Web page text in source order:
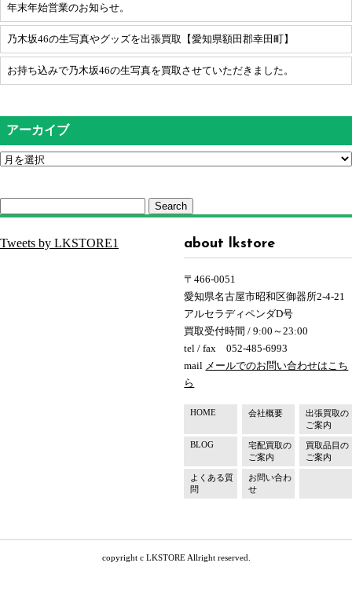
年末年始営業のお知らせ。
乃木坂46の生写真やグッズを出張買取【愛知県額田郡幸田町】
お持ち込みで乃木坂46の生写真を買取させていただきました。
アーカイブ
Search
Tweets by LKSTORE1 about lkstore
〒466-0051
愛知県名古屋市昭和区御器所2-4-21
アルセラディペンダD号
買取受付時間 / 9:00～23:00
tel / fax 052-485-6993
mail メールでのお問い合わせはこち
ら
HOME 会社概要
出張買取の
ご案内
BLOG
宅配買取の
ご案内
買取品目の
ご案内
よくある質
問
お問い合わ
せ
copyright c LKSTORE Allright reserved.